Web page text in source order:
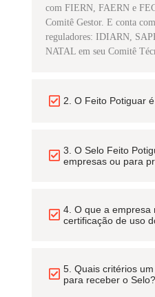
com FIERN, FAERN e
Comitê Gestor. E conta
reguladores: IDIARN,
NATAL em seu Comitê
2. O Feito Potiguar
3. O Selo Feito
empresas ou para
4. O que a empresa
certificação de uso
5. Quais critérios
para receber o Selo?